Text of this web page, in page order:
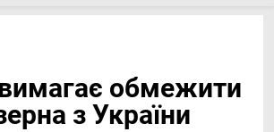
вимагає обмежити
з України